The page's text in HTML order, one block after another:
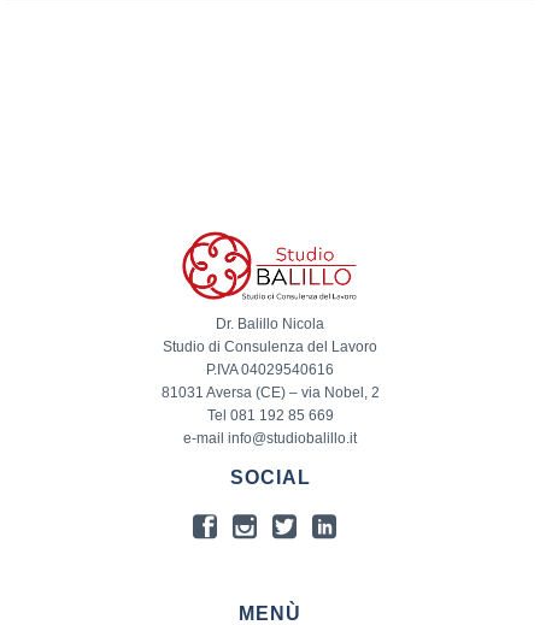
Dr. Balillo Nicola
Studio di Consulenza del Lavoro
P.IVA 04029540616
81031 Aversa (CE) – via Nobel, 2
Tel 081 192 85 669
e-mail info@studiobalillo.it
SOCIAL
MENÙ